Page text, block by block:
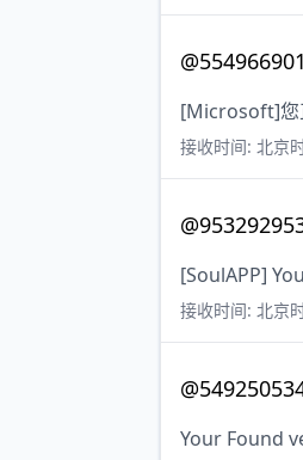
[Microsoft]您
接收时间: 北京
[SoulAPP]
接收时间: 北京
Your Found